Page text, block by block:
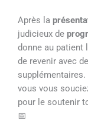
Après la
judicieux de
donne au patient
de revenir avec
vous vous
pour le soutenir
📅